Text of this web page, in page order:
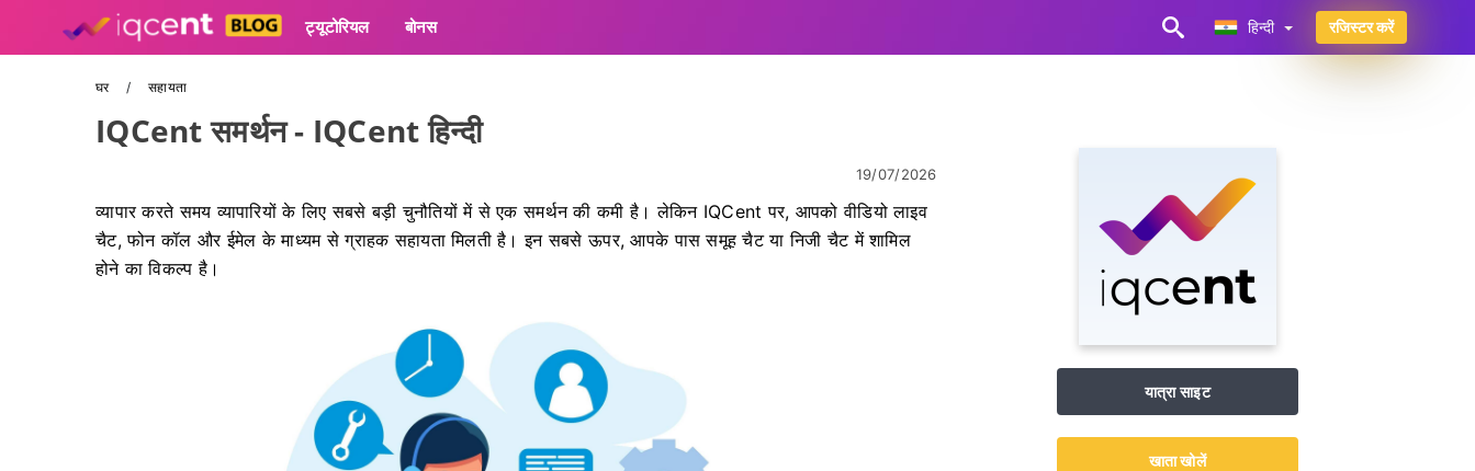
ट्यूटोरियल बोनस हिन्दी रजिस्टर करें
घर सहायता
IQCent समर्थन - IQCent हिन्दी
19/07/2026
व्यापार करते समय व्यापारियों के लिए सबसे बड़ी चुनौतियों में से एक समर्थन की कमी है। लेकिन IQCent पर, आपको वीडियो लाइव
चैट, फोन कॉल और ईमेल के माध्यम से ग्राहक सहायता मिलती है। इन सबसे ऊपर, आपके पास समूह चैट या निजी चैट में शामिल
होने का विकल्प है।
यात्रा साइट
खाता खोलें